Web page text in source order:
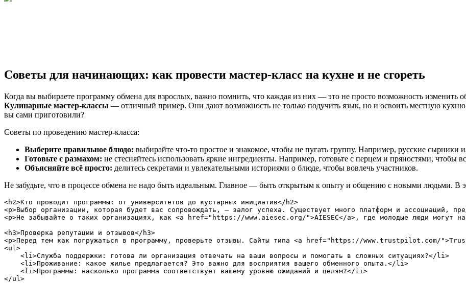
Советы для начинающих: как провести мастер-класс на кухне и не сгореть
Когда вы выбираете программу обмена для взрослых, важно помнить, что каждая из них — это не просто возможность изменить
Кулинарные мастер-классы — отличный пример. Они дают возможность не только подучить язык, но и освоить местную
вы сами приготовили?
Советы по проведению мастер-класса:
Выберите правильное блюдо: выбирайте что-то простое и знакомое, чтобы не пугать группу. Например, русские сырники
Готовьте с размахом: не стесняйтесь использовать яркие ингредиенты. Например, готовьте с перцем и пряностями, чтобы
Объясняйте всё просто: делитесь секретами и увлекательными историями о блюде, чтобы вовлечь участников.
Не забудьте, что в процессе обмена не надо быть идеальным. Главное — быть открытым к опыту и общению с новыми людьми. В
<h2>Кто проводит программы: от университетов до кустарных инициатив</h2>
<p>Выбор организации, которая будет вас сопровождать, — залог успеха. Существует много платформ и
<p>Не забывайте о таких организациях, как <a href="https://www.aiesec.org/">AIESEC</a>, где молодые люди могут
<h3>Проверка репутации и отзывов</h3>
<p>Перед тем как погружаться в программу, проверьте отзывы. Сайты типа <a href="https://www.trustpilot.com/
<ul>
    <li>Служба поддержки: готова ли организация отвечать на ваши вопросы и помогать в сложных ситуациях?</li>
    <li>Проживание: какое жилье предлагается? Это важно для восприятия вашего обменного опыта.</li>
    <li>Программы: насколько программа соответствует вашему уровню ожиданий и целям?</li>
</ul>